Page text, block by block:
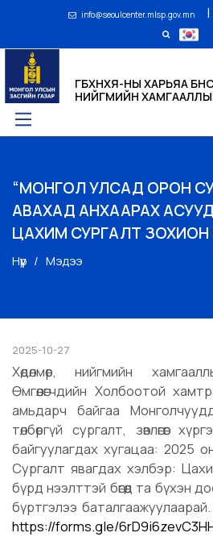
info@seoulcenter.mlsp.gov.mn |
ГБХНХЯ-НЫ ХАРЬЯА
НИЙГМИЙН
“МОНГОЛ УЛСАД ОРОН
АВАХАД АНХААРАХ
ЦАХИМ СУРГАЛТ ЗОХИОН
Нүүр Мэдээ
2025-10-27
Хөдөлмөр, нийгмийн
Өмгөөлөгчдийн Холбоотой
амьдарч байгаа
төлбөргүй сургалт, зөвлөгөөг
байгуулагдах хугацаа: 2025
Сургалт явагдах хэлбэр:
бүрд нээлттэй бөгөөд та бүхэн
бүртгэлээ
https://forms.gle/